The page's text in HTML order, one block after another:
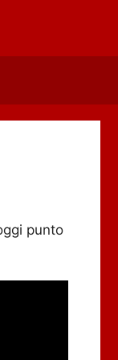
punto